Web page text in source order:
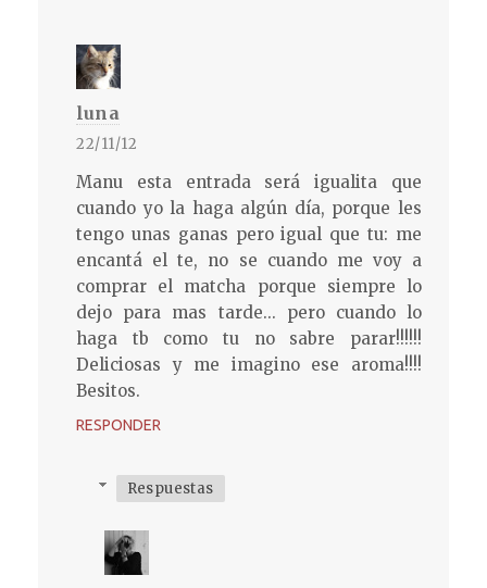
luna
22/11/12
Manu esta entrada será igualita que
cuando yo la haga algún día, porque les
tengo unas ganas pero igual que tu: me
encantá el te, no se cuando me voy a
comprar el matcha porque siempre lo
dejo para mas tarde... pero cuando lo
haga tb como tu no sabre parar!!!!!!
Deliciosas y me imagino ese aroma!!!!
Besitos.
RESPONDER
Respuestas